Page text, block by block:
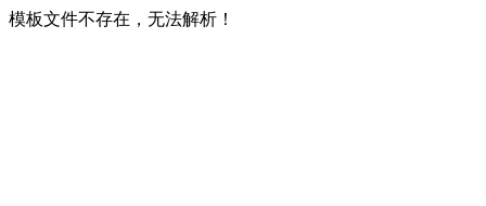
模板文件不存在，无法解析！